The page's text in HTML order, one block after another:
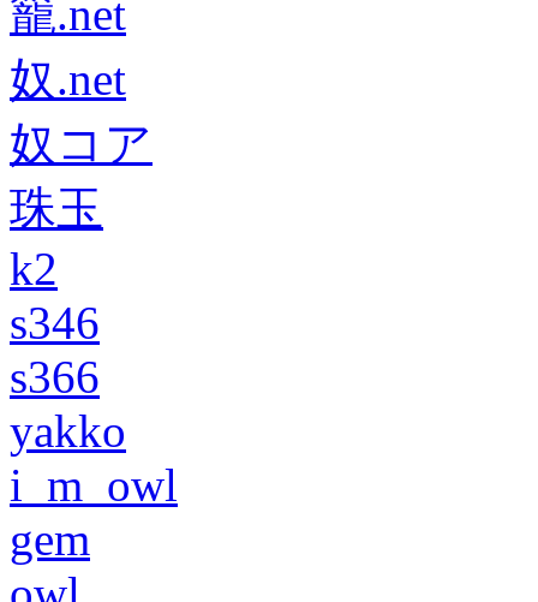
籠.net
奴.net
奴コア
珠玉
k2
s346
s366
yakko
i_m_owl
gem